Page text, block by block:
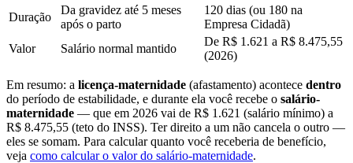
Duração
Da gravidez até 5 meses
após o parto
120 dias (ou 180 na
Empresa Cidadã)
Valor
Salário normal mantido
De R$ 1.621 a R$ 8.475,55
(2026)
Em resumo: a licença-maternidade (afastamento) acontece dentro
do período de estabilidade, e durante ela você recebe o salário-
maternidade — que em 2026 vai de R$ 1.621 (salário mínimo) a
R$ 8.475,55 (teto do INSS). Ter direito a um não cancela o outro —
eles se somam. Para calcular quanto você receberia de benefício,
veja como calcular o valor do salário-maternidade.